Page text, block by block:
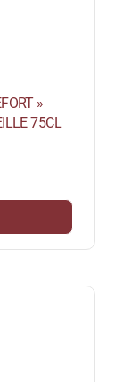
»
75CL